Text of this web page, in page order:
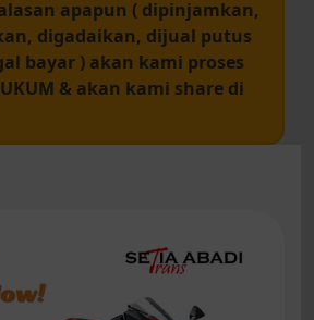
apapun ( dipinjamkan,
digadaikan, dijual putus
bayar ) akan kami proses
& akan kami share di